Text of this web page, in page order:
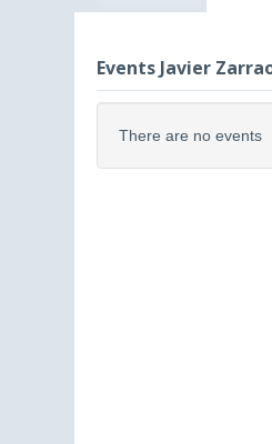
Events Javier
There are no events